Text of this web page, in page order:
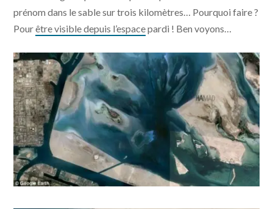
prénom dans le sable sur trois kilomètres… Pourquoi faire ?
Pourêtre visible depuis l’espacepardi ! Ben voyons…